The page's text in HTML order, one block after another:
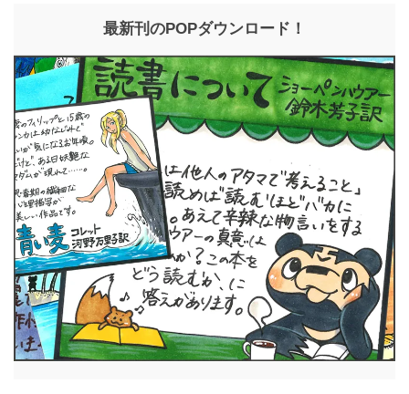
最新刊のPOPダウンロード！